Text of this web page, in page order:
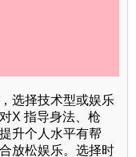
选择技术型或娱乐
X 指导身法、枪
升个人水平有帮
放松娱乐。选择时